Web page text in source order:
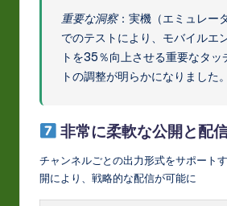
重要な洞察：実機（エミュレー
でのテストにより、モバイルエ
トを35％向上させる重要なタッ
トの調整が明らかになりました。
非常に柔軟な公開と配
チャンネルごとの出力形式をサポート
開により、戦略的な配信が可能に